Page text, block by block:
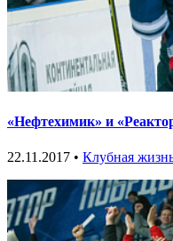
«Нефтехимик» и
22.11.2017 • Клубная